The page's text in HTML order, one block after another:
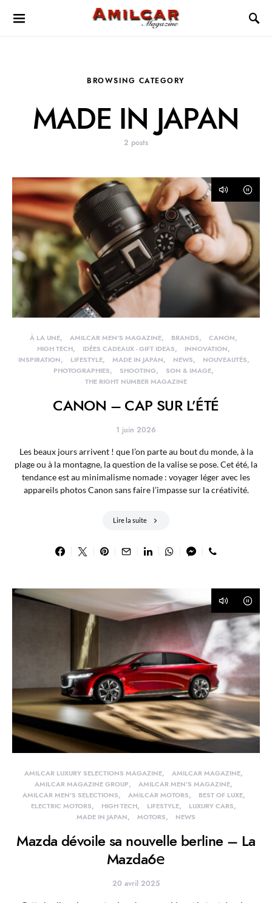
BROWSING CATEGORY
MADE IN JAPAN
2 posts
À LA UNE AMILCAR MEN'S MAGAZINE BRANDS
CANON
HIGH TECH
IDÉES CADEAUX - GIFT IDEAS
INNOVATION
INSPIRATION
LIFESTYLE MADE IN JAPAN NEWS
NOUVEAUTÉS
PHOTOGRAPHIES
SHOOTING
SON & IMAGE
THE RIGHT NUMBER MAGAZINE
CANON – CAP SUR L’ÉTÉ
1 juin 2026
Les beaux jours arrivent ! que l’on parte au bout du monde, à la
plage ou à la montagne, la question de la valise se pose. Cet été, la
tendance est au minimalisme nomade : voyager léger avec les
appareils photos Canon sans faire l’impasse sur la créativité.
Lire la suite
AMILCAR LUXURY SELECTIONS MAGAZINE
AMILCAR MAGAZINE
AMILCAR MAGAZINE GROUP
AMILCAR MEN'S MAGAZINE
AMILCAR MEN'S SELECTIONS
AMILCAR MOTORS
BEST OF LUXE
ELECTRIC MOTORS
HIGH TECH LIFESTYLE
LUXURY CARS
MADE IN JAPAN
MOTORS NEWS
Mazda dévoile sa nouvelle berline – La
Mazda6𝖾
20 avril 2025